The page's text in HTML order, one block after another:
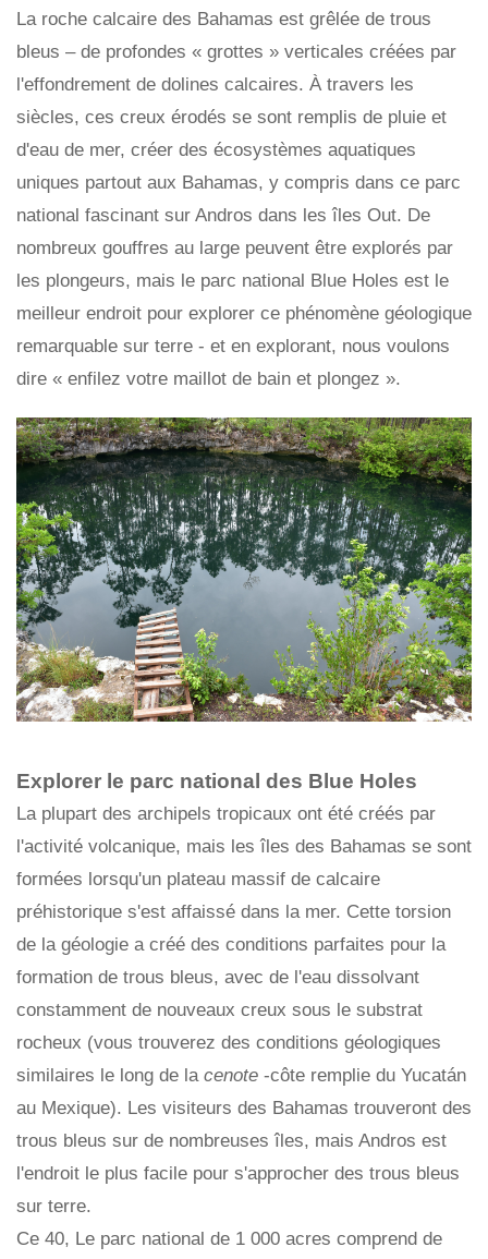
La roche calcaire des Bahamas est grêlée de trous
bleus – de profondes « grottes » verticales créées par
l'effondrement de dolines calcaires. À travers les
siècles, ces creux érodés se sont remplis de pluie et
d'eau de mer, créer des écosystèmes aquatiques
uniques partout aux Bahamas, y compris dans ce parc
national fascinant sur Andros dans les îles Out. De
nombreux gouffres au large peuvent être explorés par
les plongeurs, mais le parc national Blue Holes est le
meilleur endroit pour explorer ce phénomène géologique
remarquable sur terre - et en explorant, nous voulons
dire « enfilez votre maillot de bain et plongez ».
Explorer le parc national des Blue Holes
La plupart des archipels tropicaux ont été créés par
l'activité volcanique, mais les îles des Bahamas se sont
formées lorsqu'un plateau massif de calcaire
préhistorique s'est affaissé dans la mer. Cette torsion
de la géologie a créé des conditions parfaites pour la
formation de trous bleus, avec de l'eau dissolvant
constamment de nouveaux creux sous le substrat
rocheux (vous trouverez des conditions géologiques
similaires le long de la cenote -côte remplie du Yucatán
au Mexique). Les visiteurs des Bahamas trouveront des
trous bleus sur de nombreuses îles, mais Andros est
l'endroit le plus facile pour s'approcher des trous bleus
sur terre.
Ce 40, Le parc national de 1 000 acres comprend de